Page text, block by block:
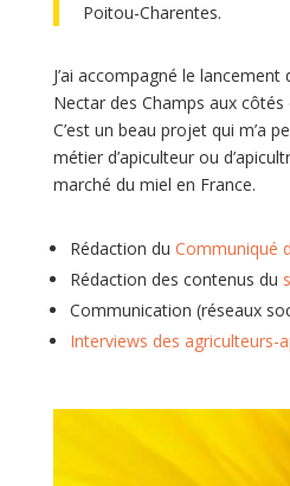
Poitou-Charentes.
J’ai accompagné le
Nectar des Champs aux
C’est un beau projet qui m’a
métier d’apiculteur ou
marché du miel en France.
Rédaction du Communiqué
Rédaction des contenus du
Communication (réseaux
Interviews des agriculteurs-